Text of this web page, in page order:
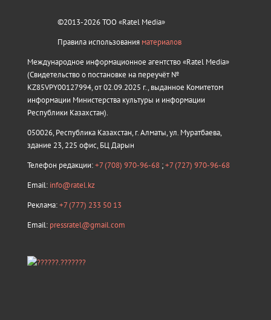
©2013-2026 ТОО «Ratel Media»
Правила использования материалов
Международное информационное агентство «Ratel Media»
(Свидетельство о постановке на переучёт №
KZ85VPY00127994, от 02.09.2025 г., выданное Комитетом
информации Министерства культуры и информации
Республики Казахстан).
050026, Республика Казахстан, г. Алматы, ул. Муратбаева,
здание 23, 225 офис, БЦ Дарын
Телефон редакции:+7 (708) 970-96-68 ;+7 (727) 970-96-68
Email: info@ratel.kz
Реклама:+7 (777) 233 50 13
Email: pressratel@gmail.com